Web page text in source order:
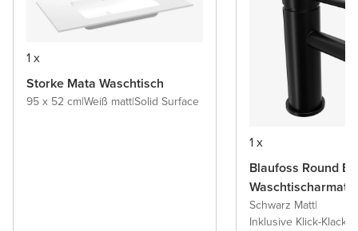
1 x
Storke Mata Waschtisch
95 x 52 cm|Weiß matt|Solid Surface
1 x
Blaufoss Round
Schwarz Matt|
Inklusive Klick-Klack